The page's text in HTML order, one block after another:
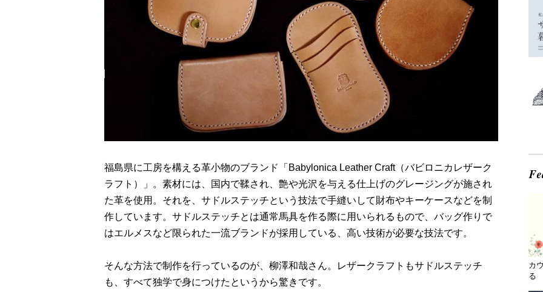
福島県に工房を構える革小物のブランド「Babylonica Leather Craft（バビロニカレザーク
ラフト）」。素材には、国内で鞣され、艶や光沢を与える仕上げのグレージングが施され
た革を使用。それを、サドルステッチという技法で手縫いして財布やキーケースなどを制
作しています。サドルステッチとは通常馬具を作る際に用いられるもので、バッグ作りで
はエルメスなど限られた一流ブランドが採用している、高い技術が必要な技法です。
そんな方法で制作を行っているのが、柳澤和哉さん。レザークラフトもサドルステッチ
も、すべて独学で身につけたというから驚きです。
カ
る